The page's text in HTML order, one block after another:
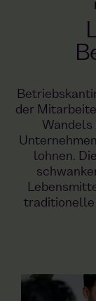
der
Wandels
lohnen.
traditionelle